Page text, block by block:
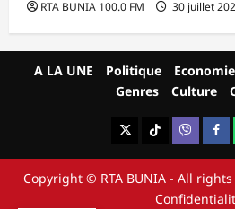
RTA BUNIA 100.0 FM 30 juillet
A LA UNE Politique Economie
Genres
Culture
X TikTokViber
Copyright © RTA BUNIA - All